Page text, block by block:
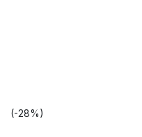
(-28%)